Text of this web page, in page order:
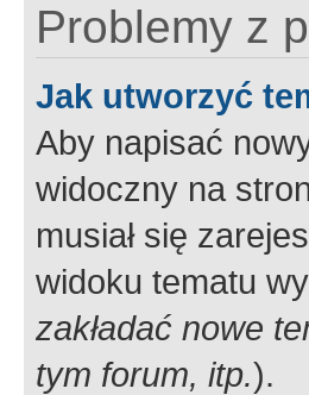
Problemy z
Jak utworzyć
Aby napisać
widoczny na
musiał się
widoku tematu
zakładać nowe
tym forum, itp.).